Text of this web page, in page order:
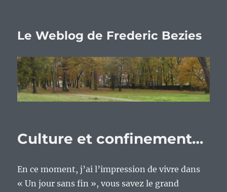
Le Weblog de Frederic Bezies
Culture et confinement…
En ce moment, j’ai l’impression de vivre dans
« Un jour sans fin », vous savez le grand